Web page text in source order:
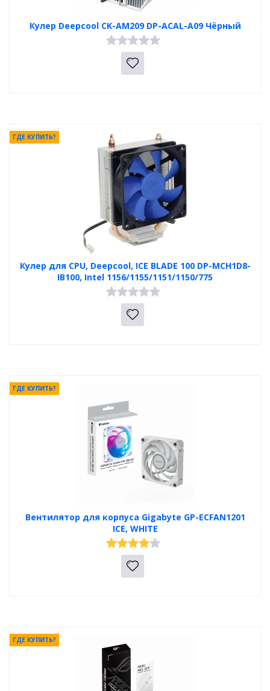
Кулер Deepcool CK-AM209 DP-ACAL-A09 Чёрный
Кулер для CPU, Deepcool, ICE BLADE 100 DP-MCH1D8-
IB100, Intel 1156/1155/1151/1150/775
ГДЕ КУПИТЬ?
Вентилятор для корпуса Gigabyte GP-ECFAN1201
ICE, WHITE
ГДЕ КУПИТЬ?
ГДЕ КУПИТЬ?